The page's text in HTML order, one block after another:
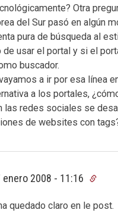
Otra
del Sur pasó en algún
pura de búsqueda al
de usar el portal y si el
buscador.
a ir por esa línea
a los portales,
las redes sociales se
de websites con
enero 2008 - 11:16
quedado claro en le post.